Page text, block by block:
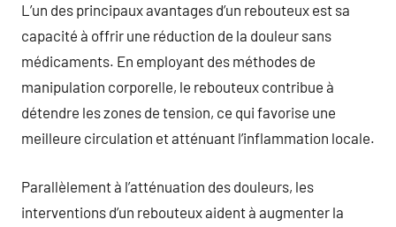
L’un des principaux avantages d’un rebouteux est sa
capacité à offrir une réduction de la douleur sans
médicaments. En employant des méthodes de
manipulation corporelle, le rebouteux contribue à
détendre les zones de tension, ce qui favorise une
meilleure circulation et atténuant l’inflammation locale.
Parallèlement à l’atténuation des douleurs, les
interventions d’un rebouteux aident à augmenter la